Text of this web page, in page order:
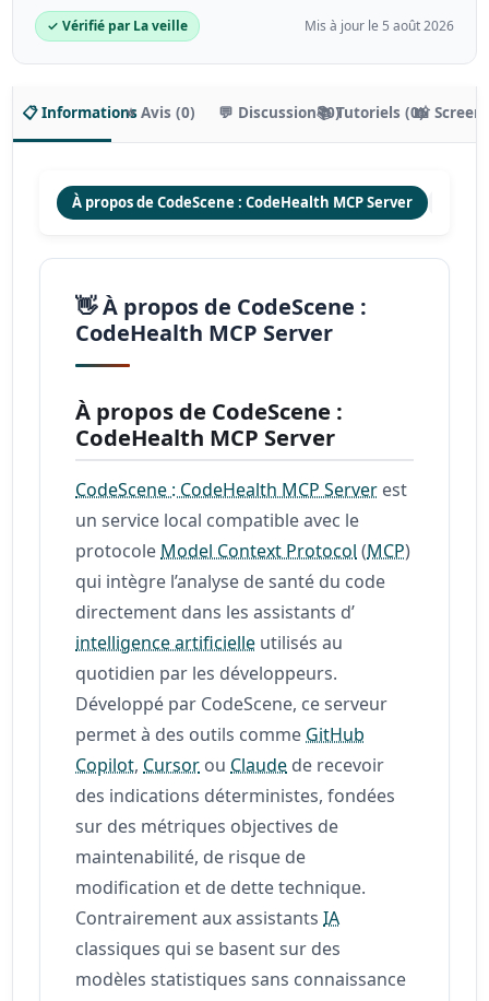
✓ Vérifié par La veille Mis à jour le 5 août 2026
📋 Informations⭐ Avis (0) 💬 Discussion (0)📚 Tutoriels (0)📸
À propos de CodeScene : CodeHealth MCP Server
👋 À propos de CodeScene :
CodeHealth MCP Server
À propos de CodeScene :
CodeHealth MCP Server
CodeScene : CodeHealth MCP Server est
un service local compatible avec le
protocole Model Context Protocol (MCP)
qui intègre l’analyse de santé du code
directement dans les assistants d’
intelligence artificielle utilisés au
quotidien par les développeurs.
Développé par CodeScene, ce serveur
permet à des outils comme GitHub
Copilot, Cursor ou Claude de recevoir
des indications déterministes, fondées
sur des métriques objectives de
maintenabilité, de risque de
modification et de dette technique.
Contrairement aux assistantsIA
classiques qui se basent sur des
modèles statistiques sans connaissance